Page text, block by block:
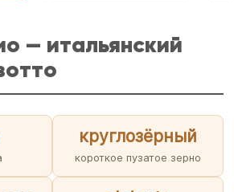
— итальянский
круглозёрный
короткое пузатое зерно